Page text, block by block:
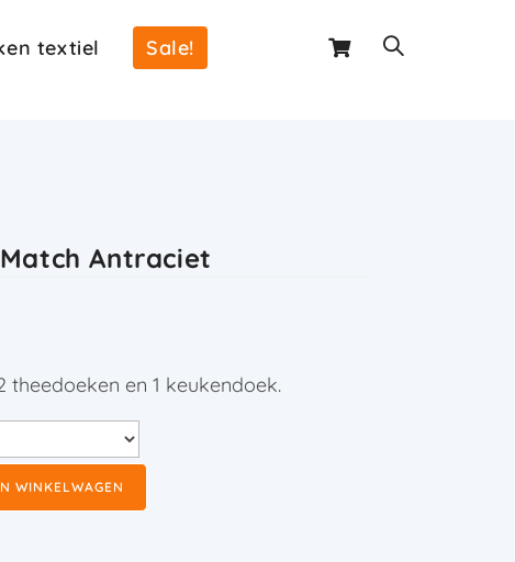
textiel Sale!
Antraciet
theedoeken en 1 keukendoek.
WINKELWAGEN